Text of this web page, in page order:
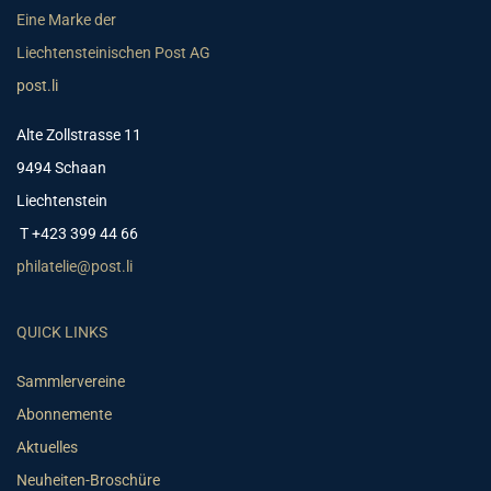
Eine Marke der
Liechtensteinischen Post AG
post.li
Alte Zollstrasse 11
9494 Schaan
Liechtenstein
T +423 399 44 66
philatelie@post.li
QUICK LINKS
Sammlervereine
Abonnemente
Aktuelles
Neuheiten-Broschüre